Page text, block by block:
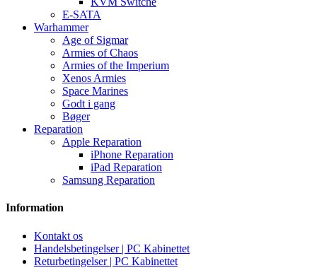
E-SATA
Warhammer
Age of Sigmar
Armies of Chaos
Armies of the Imperium
Xenos Armies
Space Marines
Godt i gang
Bøger
Reparation
Apple Reparation
iPhone Reparation
iPad Reparation
Samsung Reparation
Information
Kontakt os
Handelsbetingelser | PC Kabinettet
Returbetingelser | PC Kabinettet